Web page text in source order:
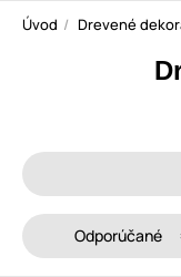
Úvod Drevené
Odporúčané